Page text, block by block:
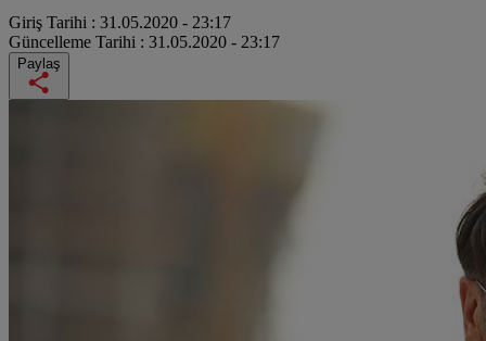
Giriş Tarihi : 31.05.2020 - 23:17
Güncelleme Tarihi : 31.05.2020 - 23:17
Paylaş